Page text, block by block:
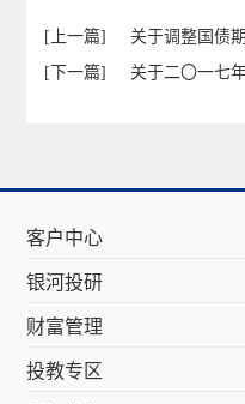
[上一篇]
关于调整国债
[下一篇]
关于二〇一七
客户中心
银河投研
财富管理
投教专区